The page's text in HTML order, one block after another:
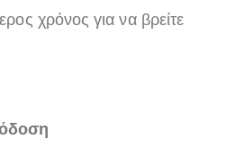
χρόνος για να βρείτε